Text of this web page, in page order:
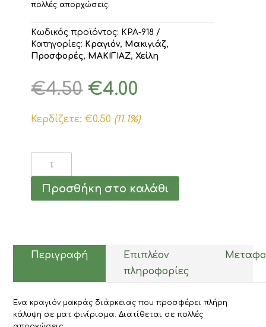
πολλές απορχώσεις.
Κωδικός προϊόντος: ΚΡΑ-918
Κατηγορίες: Κραγιόν, Μακιγιάζ,
Προσφορές, ΜΑΚΙΓΙΑΖ,Χείλη
€4.50 Original
price
was:
€4.50.
€4.00
τιμή
είναι:
Κερδίζετε:€0.50 (11.1%)
Matte
Velvet
Προσθήκη στο καλάθι
Περιγραφή
Επιπλέον
πληροφορίες
Ενα κραγιόν μακράς διάρκειας που προσφέρει πλήρη
κάλυψη σε ματ φινίρισμα. Διατίθεται σε πολλές